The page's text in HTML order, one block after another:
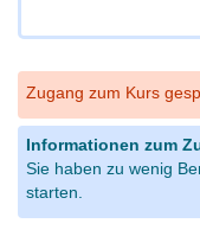
Zugang zum Kurs
Informationen zum
Sie haben zu wenig
starten.